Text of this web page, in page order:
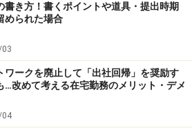
書き方！書くポイントや道具・提出時期
められた場合
ワークを廃止して「出社回帰」を奨励す
…改めて考える在宅勤務のメリット・デメ
04